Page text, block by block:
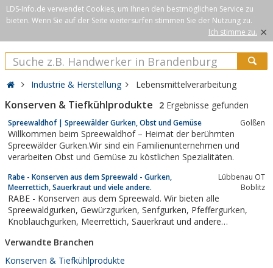
LDS-Info.de verwendet Cookies, um Ihnen den bestmöglichen Service zu
bieten. Wenn Sie auf der Seite weitersurfen stimmen Sie der Nutzung zu.
Ich stimme zu. ×
Industrie & Herstellung Lebensmittelverarbeitung
Konserven & Tiefkühlprodukte 2 Ergebnisse gefunden
Spreewaldhof | Spreewälder Gurken, Obst und Gemüse Golßen
Willkommen beim Spreewaldhof – Heimat der berühmten
Spreewälder Gurken.Wir sind ein Familienunternehmen und
verarbeiten Obst und Gemüse zu köstlichen Spezialitäten.
Rabe - Konserven aus dem Spreewald - Gurken,
Meerrettich, Sauerkraut und viele andere.
Lübbenau OT
Boblitz
RABE - Konserven aus dem Spreewald. Wir bieten alle
Spreewaldgurken, Gewürzgurken, Senfgurken, Pfeffergurken,
Knoblauchgurken, Meerrettich, Sauerkraut und andere
Verwandte Branchen
Konserven & Tiefkühlprodukte